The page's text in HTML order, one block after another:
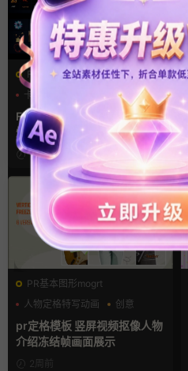
FCPX发生器
卡通模板
图形动画
手绘风
FCPX插件 58组2D手绘Flash
爆炸火焰能量特效
1周前
PR基本图形mogrt
人物定格特写动画
创意
动态海报
pr定格模板 竖屏视频抠像人物
介绍冻结帧画面展示
2周前